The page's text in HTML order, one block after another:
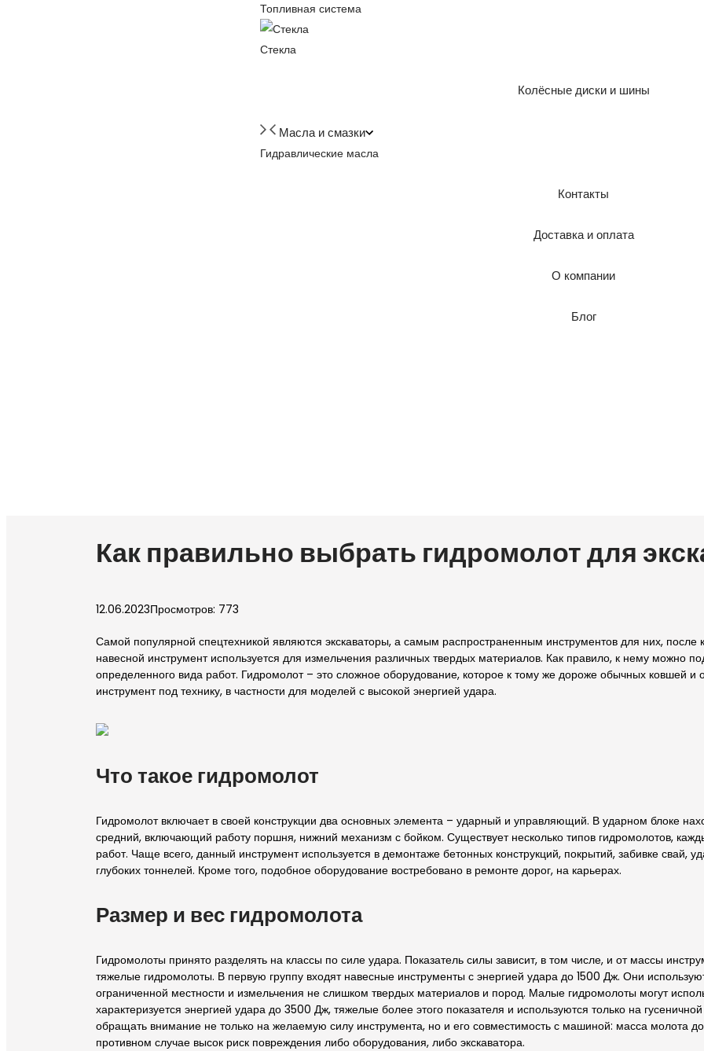
Топливная система
Стекла
Колёсные диски и шины
Масла и смазки
Гидравлические масла
Контакты
Доставка и оплата
О компании
Блог
Как правильно выбрать гидромолот для
12.06.2023Просмотров: 773
Самой популярной спецтехникой являются экскаваторы, а самым распространенным инструментов для них, после
навесной инструмент используется для измельчения различных твердых материалов. Как правило, к нему можно
определенного вида работ. Гидромолот – это сложное оборудование, которое к тому же дороже обычных ковшей и
инструмент под технику, в частности для моделей с высокой энергией удара.
Что такое гидромолот
Гидромолот включает в своей конструкции два основных элемента – ударный и управляющий. В ударном блоке
средний, включающий работу поршня, нижний механизм с бойком. Существует несколько типов гидромолотов,
работ. Чаще всего, данный инструмент используется в демонтаже бетонных конструкций, покрытий, забивке свай,
глубоких тоннелей. Кроме того, подобное оборудование востребовано в ремонте дорог, на карьерах.
Размер и вес гидромолота
Гидромолоты принято разделять на классы по силе удара. Показатель силы зависит, в том числе, и от массы
тяжелые гидромолоты. В первую группу входят навесные инструменты с энергией удара до 1500 Дж. Они
ограниченной местности и измельчения не слишком твердых материалов и пород. Малые гидромолоты могут
характеризуется энергией удара до 3500 Дж, тяжелые более этого показателя и используются только на
обращать внимание не только на желаемую силу инструмента, но и его совместимость с машиной: масса молота
противном случае высок риск повреждения либо оборудования, либо экскаватора.